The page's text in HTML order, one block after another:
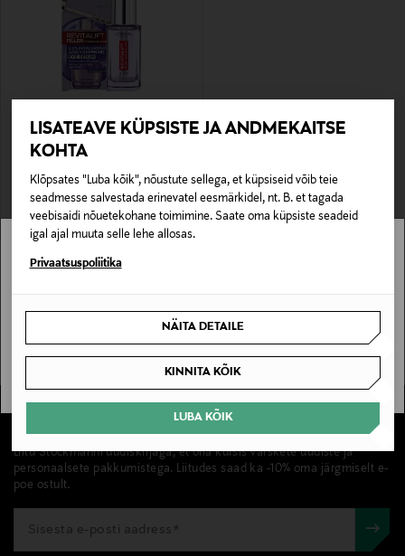
LISATEAVE KÜPSISTE JA ANDMEKAITSE
KOHTA
Klõpsates "Luba kõik", nõustute sellega, et küpsiseid võib teie
seadmesse salvestada erinevatel eesmärkidel, nt. B. et tagada
veebisaidi nõuetekohane toimimine. Saate oma küpsiste seadeid
igal ajal muuta selle lehe allosas.
Privaatsuspoliitika
NÄITA DETAILE
KINNITA KÕIK
LUBA KÕIK
L'ORÉAL PARIS
Silmaümbrusseerum Revitalift Filler
2,5% Hyaluronic Acid + Caffein
Original Price
23,90 €
Liitu Stockmanni uudiskirjaga, et olla kursis värskete uudiste ja
personaalsete pakkumistega. Liitudes saad ka -10% oma järgmiselt e-
poe ostult.
Stockmann pole Sinu riigis saadaval.
SAAN ARU